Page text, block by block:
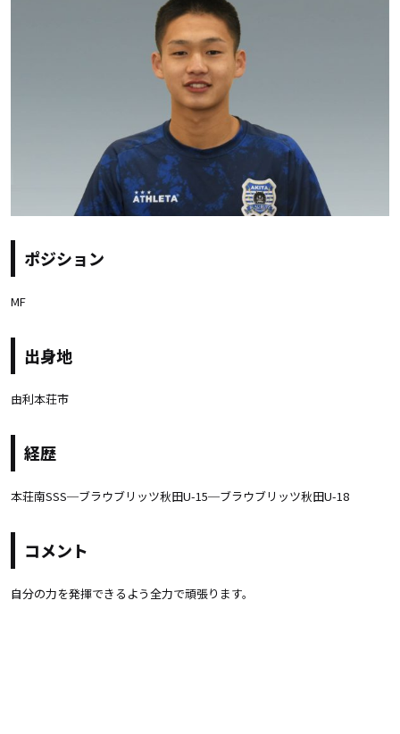
ポジション
MF
出身地
由利本荘市
経歴
本荘南SSS─ブラウブリッツ秋田U-15─ブラウブリッツ秋田U-18
コメント
自分の力を発揮できるよう全力で頑張ります。